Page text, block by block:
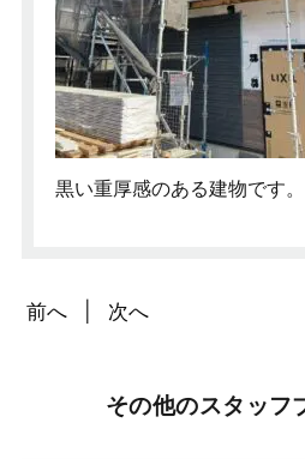
黒い重厚感のある建物です。
前へ 次へ
その他のスタッフ